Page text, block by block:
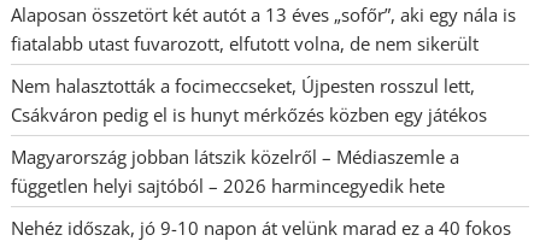
Alaposan összetört két autót a 13 éves „sofőr”, aki egy nála is
fiatalabb utast fuvarozott, elfutott volna, de nem sikerült
Nem halasztották a focimeccseket, Újpesten rosszul lett,
Csákváron pedig el is hunyt mérkőzés közben egy játékos
Magyarország jobban látszik közelről – Médiaszemle a
független helyi sajtóból – 2026 harmincegyedik hete
Nehéz időszak, jó 9-10 napon át velünk marad ez a 40 fokos